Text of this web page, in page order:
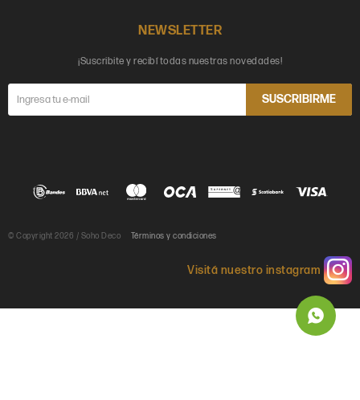
NEWSLETTER
¡Suscribite y recibí todas nuestras novedades!
SUSCRIBIRME

© Copyright 2026 / Soho Deco Términos y condiciones